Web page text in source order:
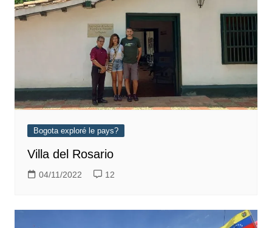
Bogota exploré le pays?
Villa del Rosario
04/11/2022 12